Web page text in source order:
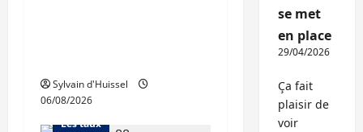
Sylvain d'Huissel
06/08/2026
Financement
L'avis des courtiers
Les taux
se met
en place
29/04/2026
Ça fait
plaisir de
voir